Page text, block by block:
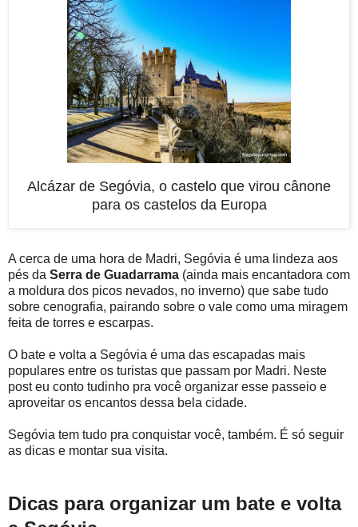
Alcázar de Segóvia, o castelo que virou cânone
para os castelos da Europa
A cerca de uma hora de Madri, Segóvia é uma lindeza aos
pés da Serra de Guadarrama (ainda mais encantadora com
a moldura dos picos nevados, no inverno) que sabe tudo
sobre cenografia, pairando sobre o vale como uma miragem
feita de torres e escarpas.
O bate e volta a Segóvia é uma das escapadas mais
populares entre os turistas que passam por Madri. Neste
post eu conto tudinho pra você organizar esse passeio e
aproveitar os encantos dessa bela cidade.
Segóvia tem tudo pra conquistar você, também. É só seguir
as dicas e montar sua visita.
Dicas para organizar um bate e volta